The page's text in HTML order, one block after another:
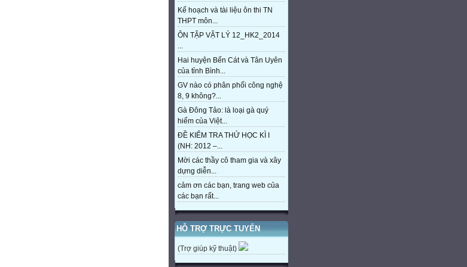
Kế hoạch và tài liệu ôn thi TN
THPT môn...
ÔN TẬP VẬT LÝ 12_HK2_2014
...
Hai huyện Bến Cát và Tân Uyên
của tỉnh Bình...
GV nào có phân phối công nghệ
8, 9 không?...
Gà Đông Tảo: là loại gà quý
hiếm của Việt...
ĐỀ KIỂM TRA THỬ HỌC KÌ I
(NH: 2012 –...
Mời các thầy cô tham gia và xây
dựng diễn...
cảm ơn các bạn, trang web của
các bạn rất...
HỖ TRỢ TRỰC TUYẾN
(Trợ giúp kỹ thuật)